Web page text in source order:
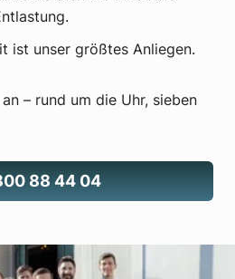
ist unser größtes Anliegen.
– rund um die Uhr, sieben
88 44 04